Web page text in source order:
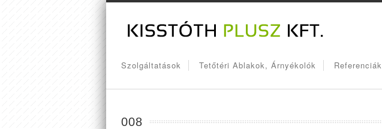
Szolgáltatások Tetőtéri Ablakok, Árnyékolók Referenciák
008